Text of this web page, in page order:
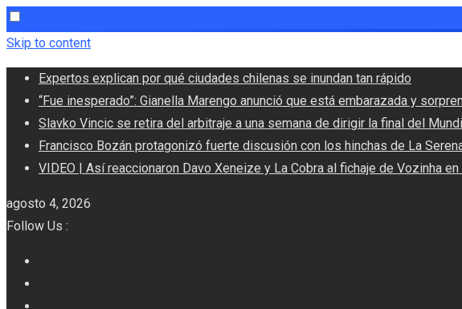
Skip to content
Expertos explican por qué ciudades chilenas se inundan tan rápido
“Fue inesperado”: Gianella Marengo anunció que está embarazada y
Slavko Vincic se retira del arbitraje a una semana de dirigir la final del
Francisco Bozán protagonizó fuerte discusión con los hinchas de La
VIDEO | Así reaccionaron Davo Xeneize y La Cobra al fichaje de Vozinha
agosto 4, 2026
Follow Us :